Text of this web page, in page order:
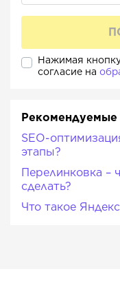
Нажимая
согласие на
Рекомендуемые
SEO-
этапы?
Перелинковка –
сделать?
Что такое